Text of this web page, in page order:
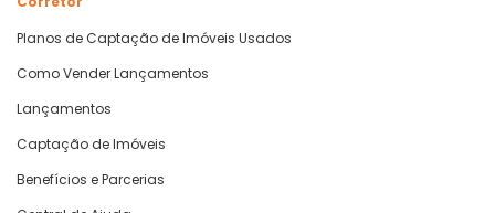
Planos de Captação de Imóveis Usados
Como Vender Lançamentos
Lançamentos
Captação de Imóveis
Benefícios e Parcerias